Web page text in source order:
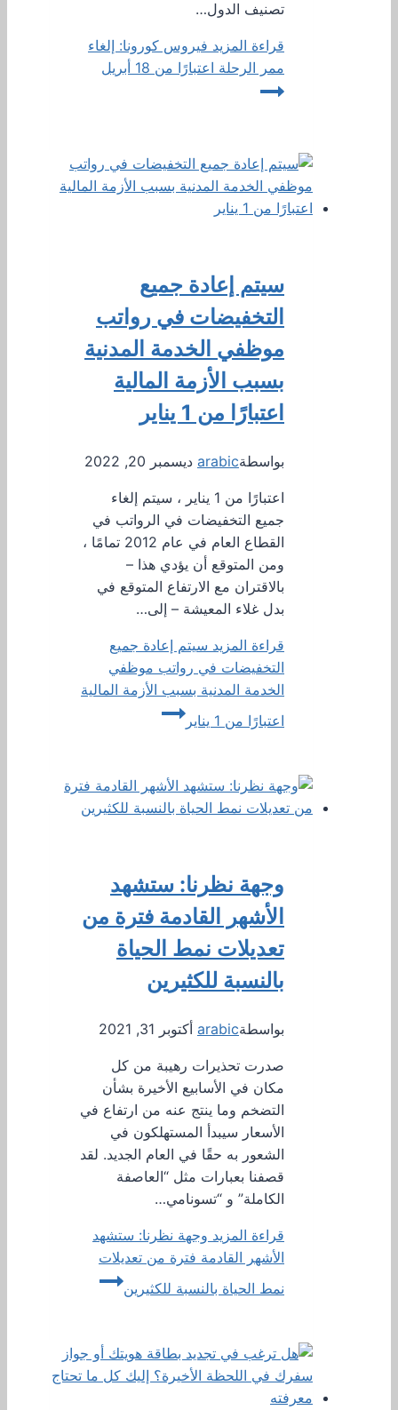
تصنيف الدول…
قراءة المزيد فيروس كورونا: إلغاء
ممر الرحلة اعتبارًا من 18 أبريل
سيتم إعادة جميع
التخفيضات في رواتب
موظفي الخدمة المدنية
بسبب الأزمة المالية
اعتبارًا من 1 يناير
بواسطةarabic ديسمبر 20, 2022
اعتبارًا من 1 يناير ، سيتم إلغاء
جميع التخفيضات في الرواتب في
القطاع العام في عام 2012 تمامًا ،
ومن المتوقع أن يؤدي هذا –
بالاقتران مع الارتفاع المتوقع في
بدل غلاء المعيشة – إلى…
قراءة المزيد سيتم إعادة جميع
التخفيضات في رواتب موظفي
الخدمة المدنية بسبب الأزمة المالية
اعتبارًا من 1 يناير
وجهة نظرنا: ستشهد
الأشهر القادمة فترة من
تعديلات نمط الحياة
بالنسبة للكثيرين
بواسطةarabic أكتوبر 31, 2021
صدرت تحذيرات رهيبة من كل
مكان في الأسابيع الأخيرة بشأن
التضخم وما ينتج عنه من ارتفاع في
الأسعار سيبدأ المستهلكون في
الشعور به حقًا في العام الجديد. لقد
قصفنا بعبارات مثل “العاصفة
الكاملة” و “تسونامي…
قراءة المزيد وجهة نظرنا: ستشهد
الأشهر القادمة فترة من تعديلات
نمط الحياة بالنسبة للكثيرين